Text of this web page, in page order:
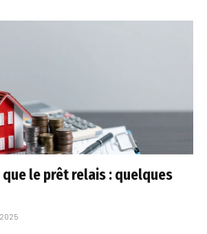
le prêt relais : quelques